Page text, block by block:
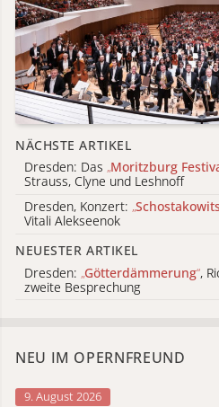
NÄCHSTE ARTIKEL
Dresden: Das „Moritzburg
Strauss, Clyne und Leshnoff
Dresden, Konzert: „
Vitali Alekseenok
NEUESTER ARTIKEL
Dresden: „Götterdämmerung“,
zweite Besprechung
NEU IM OPERNFREUND
9. August 2026